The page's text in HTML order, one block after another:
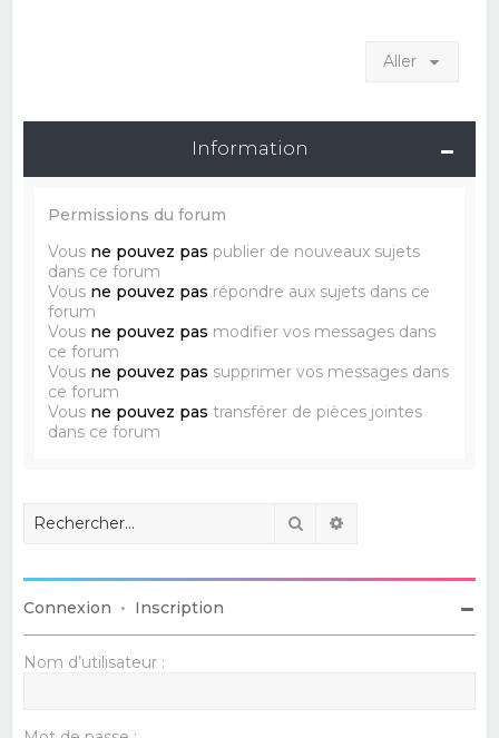
Aller
Information
Permissions du forum
Vous ne pouvez pas publier de nouveaux sujets
dans ce forum
Vous ne pouvez pas répondre aux sujets dans ce
forum
Vous ne pouvez pas modifier vos messages dans
ce forum
Vous ne pouvez pas supprimer vos messages dans
ce forum
Vous ne pouvez pas transférer de pièces jointes
dans ce forum
Rechercher
Connexion • Inscription
Nom d’utilisateur :